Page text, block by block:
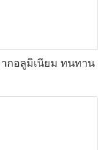
กอลูมิเนียม ทนทาน